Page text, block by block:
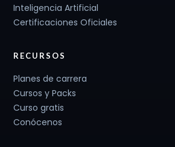
Inteligencia Artificial
Certificaciones Oficiales
RECURSOS
Planes de carrera
Cursos y Packs
Curso gratis
Conócenos